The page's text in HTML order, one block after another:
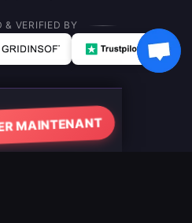
MAINTENANT
& VERIFIED BY